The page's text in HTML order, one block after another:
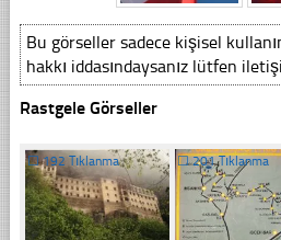
Bu görseller sadece kişisel
hakkı iddasındaysanız lütfen
Rastgele Görseller
☐192 Tıklanma ☐201 Tıklanma